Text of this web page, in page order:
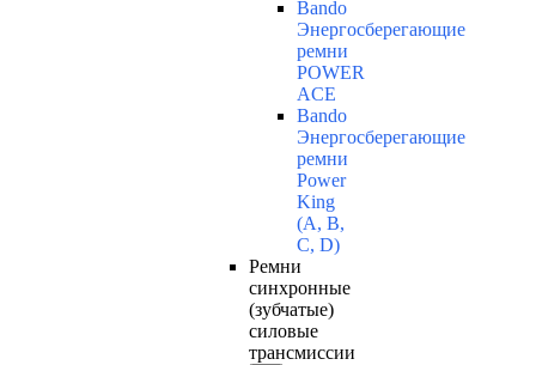
Bando
Энергосберегающие
ремни
POWER
ACE
Bando
Энергосберегающие
ремни
Power
King
(A, B,
C, D)
Ремни
синхронные
(зубчатые)
силовые
трансмиссии